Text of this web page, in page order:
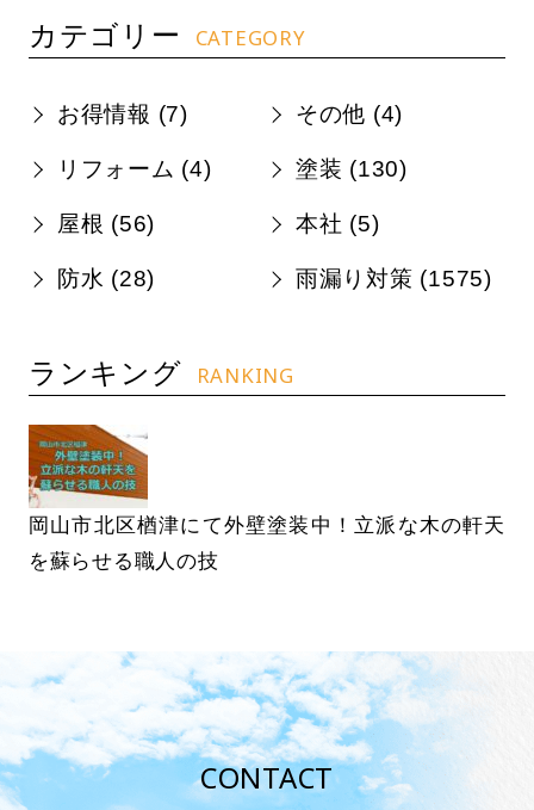
カテゴリー CATEGORY
お得情報 (7) その他 (4)
リフォーム (4) 塗装 (130)
屋根 (56) 本社 (5)
防水 (28) 雨漏り対策 (1575)
ランキング RANKING
岡山市北区楢津にて外壁塗装中！立派な木の軒天
を蘇らせる職人の技
CONTACT